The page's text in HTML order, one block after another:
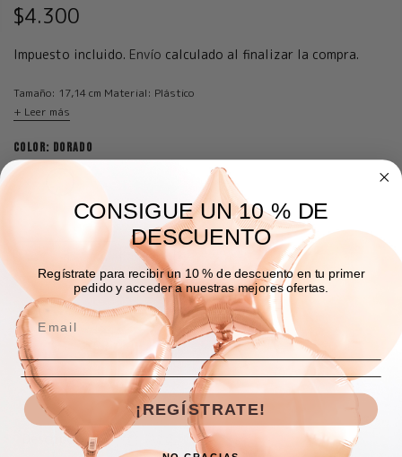
$4.300
Impuesto incluido. Envío calculado al finalizar la compra.
Tamaño: 17,14 cm Material: Plástico
+ Leer más
COLOR: DORADO
AGREGAR A LA BOLSA
Descripción
CONSIGUE UN 10 % DE
DESCUENTO
Regístrate para recibir un 10 % de descuento en tu primer
pedido y acceder a nuestras mejores ofertas.
¡REGÍSTRATE!